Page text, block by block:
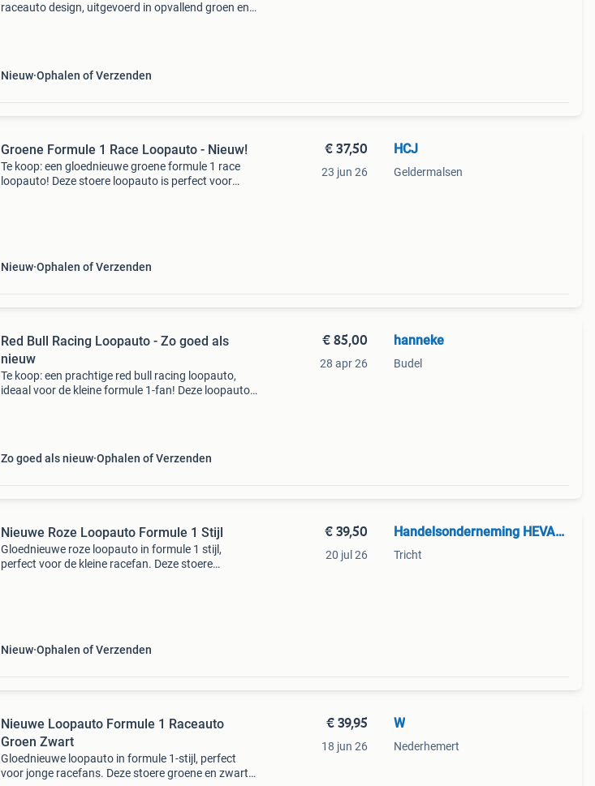
raceauto design, uitgevoerd in opvallend groen en
Nieuw Ophalen of Verzenden
Groene Formule 1 Race Loopauto - Nieuw!
Te koop: een gloednieuwe groene formule 1 race
loopauto! Deze stoere loopauto is perfect voor
Nieuw Ophalen of Verzenden
€ 37,50
23 jun 26
HCJ
Geldermalsen
Red Bull Racing Loopauto - Zo goed als
nieuw
Te koop: een prachtige red bull racing loopauto,
ideaal voor de kleine formule 1-fan! Deze loopauto
Zo goed als nieuw Ophalen of Verzenden
€ 85,00
28 apr 26
hanneke
Budel
Nieuwe Roze Loopauto Formule 1 Stijl
Gloednieuwe roze loopauto in formule 1 stijl,
perfect voor de kleine racefan. Deze stoere
Nieuw Ophalen of Verzenden
€ 39,50
20 jul 26
Handelsonderneming HEVAMA vof
Tricht
Nieuwe Loopauto Formule 1 Raceauto
Groen Zwart
Gloednieuwe loopauto in formule 1-stijl, perfect
voor jonge racefans. Deze stoere groene en zwarte
€ 39,95
18 jun 26
W
Nederhemert